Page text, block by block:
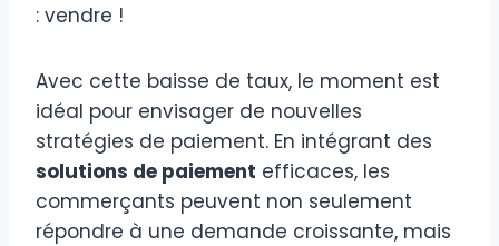
: vendre !
Avec cette baisse de taux, le moment est
idéal pour envisager de nouvelles
stratégies de paiement. En intégrant des
solutions de paiement efficaces, les
commerçants peuvent non seulement
répondre à une demande croissante, mais